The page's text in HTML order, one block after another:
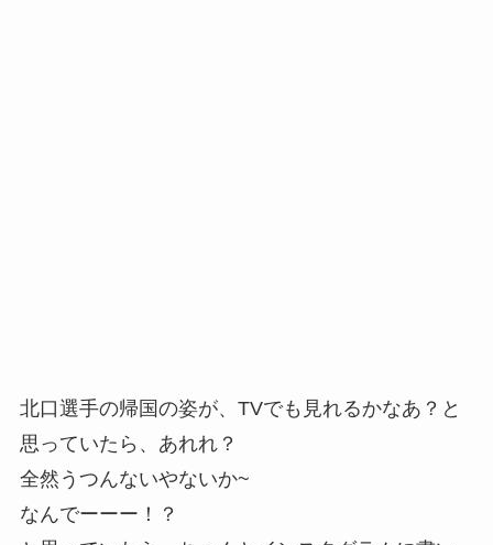
北口選手の帰国の姿が、TVでも見れるかなあ？と
思っていたら、あれれ？
全然うつんないやないか~
なんでーーー！？